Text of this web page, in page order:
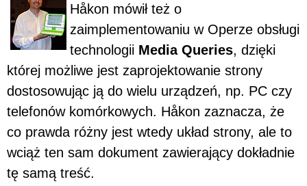
Håkon mówił też o
zaimplementowaniu w Operze obsługi
technologii Media Queries, dzięki
której możliwe jest zaprojektowanie strony
dostosowując ją do wielu urządzeń, np. PC czy
telefonów komórkowych. Håkon zaznacza, że
co prawda różny jest wtedy układ strony, ale to
wciąż ten sam dokument zawierający dokładnie
tę samą treść.